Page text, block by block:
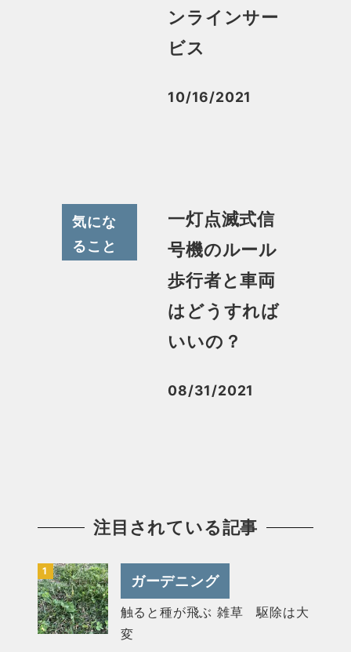
ンラインサー
ビス
投稿日
10/16/2021
気にな
ること
一灯点滅式信
号機のルール
歩行者と車両
はどうすれば
いいの？
投稿日
08/31/2021
注目されている記事
ガーデニング
触ると種が飛ぶ 雑草 駆除は大
変